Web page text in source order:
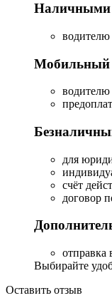
Наличными
водителю
Мобильный
водителю
для
счёт
договор
отправка
Выбирайте
Оставить отзыв